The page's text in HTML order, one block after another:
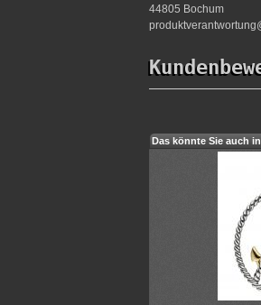
44805 Bochum
Das könnte Sie auch